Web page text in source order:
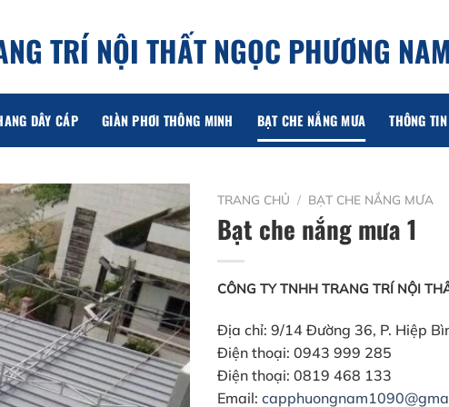
TRÍ NỘI THẤT NGỌC PHƯƠNG NAM
DÂY CÁP GIÀN PHƠI THÔNG MINH BẠT CHE NẮNG MƯA THÔNG TIN
TRANG CHỦ / BẠT CHE NẮNG MƯA
Bạt che nắng mưa 1
CÔNG TY TNHH TRANG TRÍ NỘI
Địa chỉ: 9/14 Đường 36, P. Hiệp
Điện thoại: 0943 999 285
Điện thoại: 0819 468 133
Email: